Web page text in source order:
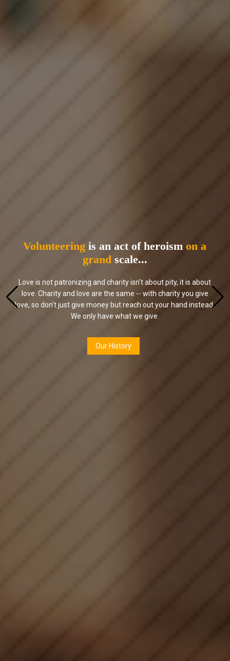
Volunteeringis an act of heroism on a
grand scale...
Love is not patronizing and charity isn't about pity, it is about
love. Charity and love are the same -- with charity you give
love, so don't just give money but reach out your hand instead.
We only have what we give.
Our History